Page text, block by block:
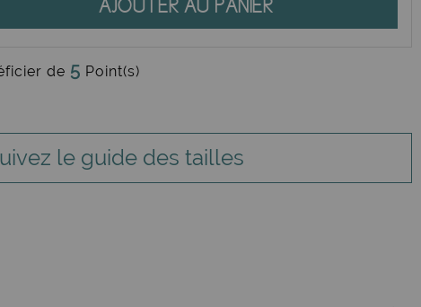
AJOUTER AU PANIER
de 5 Point(s)
le guide des tailles